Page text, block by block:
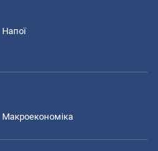
Напої
Макроекономіка